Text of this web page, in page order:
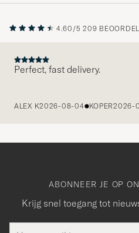
4.60/5 209
Perfect, fast delivery.
ALEX K2026-08-04 KOPER2026-
ABONNEER JE OP
Krijg snel toegang tot